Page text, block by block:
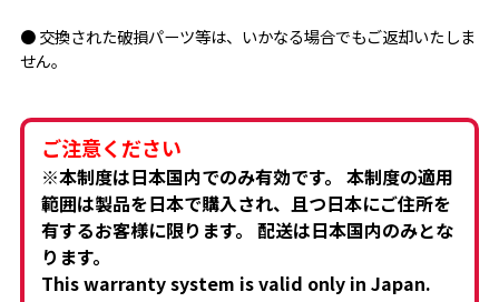
● 交換された破損パーツ等は、いかなる場合でもご返却いたしま
せん。
ご注意ください
※本制度は日本国内でのみ有効です。 本制度の適用
範囲は製品を日本で購入され、且つ日本にご住所を
有するお客様に限ります。 配送は日本国内のみとな
ります。
This warranty system is valid only in Japan.